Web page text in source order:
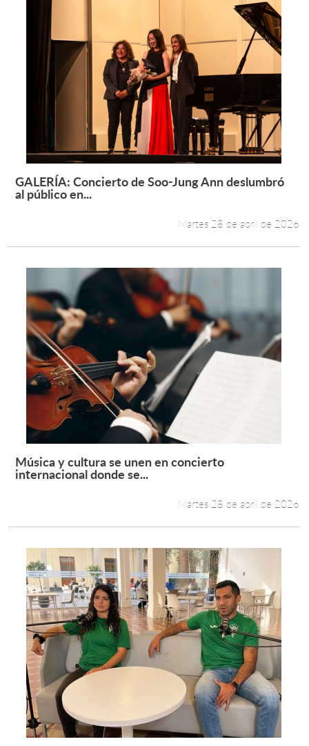
Leer más +
GALERÍA: Concierto de Soo-Jung Ann deslumbró
al público en...
Martes 28 de abril de 2026
Leer más +
Música y cultura se unen en concierto
internacional donde se...
Martes 28 de abril de 2026